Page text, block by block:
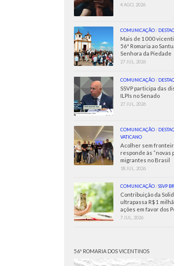
4 AGO, 2026
COMUNICAÇÃO /
Mais de 1000
56ª Romaria ao
Senhora da Piedade
27 JUL, 2026
COMUNICAÇÃO /
SSVP participa das
ILPIs no Senado
27 JUL, 2026
COMUNICAÇÃO /
VATICANO
Acolher sem
responde às “novas
migrantes no Brasil
18 JUL, 2026
COMUNICAÇÃO /SSVP
Contribuição da
ultrapassa R$ 1
ações em favor dos
7 JUL, 2026
56ª ROMARIA DOS VICENTINOS